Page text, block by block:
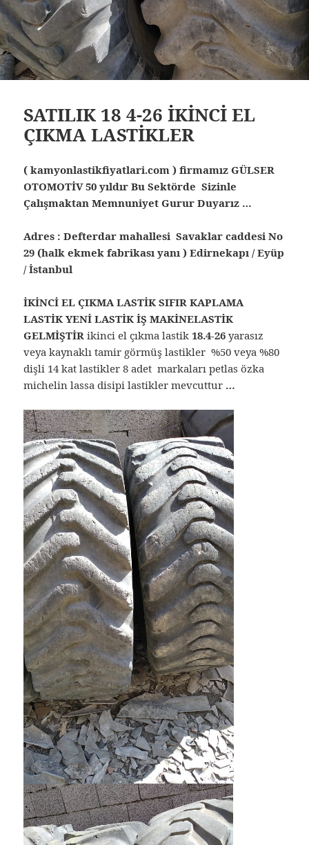
SATILIK 18 4-26 İKİNCİ EL
ÇIKMA LASTİKLER
( kamyonlastikfiyatlari.com ) firmamız GÜLSER
OTOMOTİV 50 yıldır Bu Sektörde Sizinle
Çalışmaktan Memnuniyet Gurur Duyarız …
Adres : Defterdar mahallesi Savaklar caddesi No
29 (halk ekmek fabrikası yanı ) Edirnekapı / Eyüp
/ İstanbul
İKİNCİ EL ÇIKMA LASTİK SIFIR KAPLAMA
LASTİK YENİ LASTİK İŞ MAKİNELASTİK
GELMİŞTİRikinci el çıkma lastik18.4-26yarasız
veya kaynaklı tamir görmüş lastikler %50 veya %80
dişli 14 kat lastikler 8 adet markaları petlas özka
michelin lassa disipi lastikler mevcuttur …